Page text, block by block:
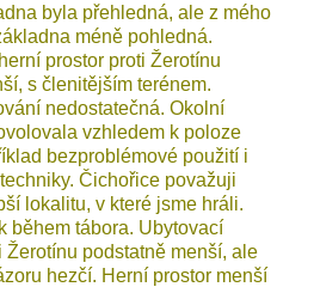
byla přehledná, ale z mého
méně pohledná.
prostor proti Žerotínu
s členitějším terénem.
nedostatečná. Okolní
vzhledem k poloze
bezproblémové použití i
Čichořice považuji
lokalitu, v které jsme hráli.
během tábora. Ubytovací
Žerotínu podstatně menší, ale
hezčí. Herní prostor menší